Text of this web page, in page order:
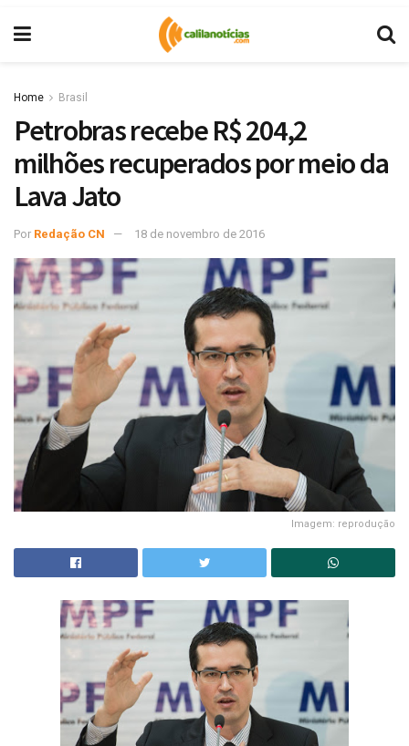
Home Brasil
Petrobras recebe R$ 204,2
milhões recuperados por meio da
Lava Jato
Por Redação CN 18 de novembro de 2016
Imagem: reprodução